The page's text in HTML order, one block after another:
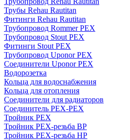
Трубы Rehau Rautitan
Фитинги Rehau Rautitan
Трубопровод Rommer PEX
Трубопровод Stout PEX
Фитинги Stout PEX
Трубопровод Uponor PEX
Соединители Uponor PEX
Водорозетка
Кольца для водоснабжения
Кольца для отопления
Соединители для радиаторов
Соединитель PEX-PEX
Тройник PEX
Тройник PEX-резьба ВР
Тройник PEX-резьба НР